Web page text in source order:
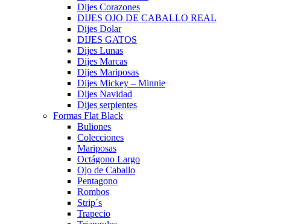
Dijes Corazones
DIJES OJO DE CABALLO REAL
Dijes Dolar
DIJES GATOS
Dijes Lunas
Dijes Marcas
Dijes Mariposas
Dijes Mickey – Minnie
Dijes Navidad
Dijes serpientes
Formas Flat Black
Buliones
Colecciones
Mariposas
Octágono Largo
Ojo de Caballo
Pentagono
Rombos
Strip´s
Trapecio